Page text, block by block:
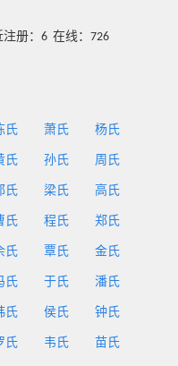
册：6 在线：726
氏 萧氏 杨氏
氏 孙氏 周氏
氏 梁氏 高氏
氏 程氏 郑氏
氏 覃氏 金氏
氏 于氏 潘氏
氏 侯氏 钟氏
氏 韦氏 苗氏